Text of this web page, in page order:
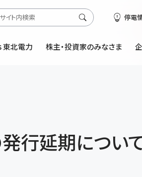
停電
北電力 株主・投資家のみなさま
行延期につい